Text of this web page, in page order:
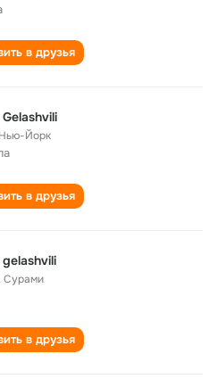
в друзья
Нью-Йорк
в друзья
,Сурами
в друзья